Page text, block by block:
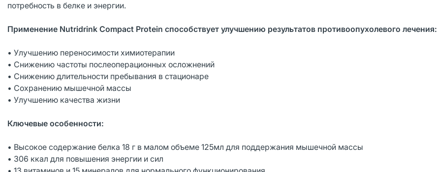
потребность в белке и энергии.
Применение Nutridrink Compact Protein способствует улучшению результатов противоопухолевого лечения:
• Улучшению переносимости химиотерапии
• Снижению частоты послеоперационных осложнений
• Снижению длительности пребывания в стационаре
• Сохранению мышечной массы
• Улучшению качества жизни
Ключевые особенности:
• Высокое содержание белка 18 г в малом объеме 125мл для поддержания мышечной массы
• 306 ккал для повышения энергии и сил